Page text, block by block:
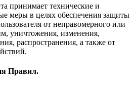
принимает технические и
меры в целях обеспечения защиты
от неправомерного или
уничтожения, изменения,
распространения, а также от
Правил.